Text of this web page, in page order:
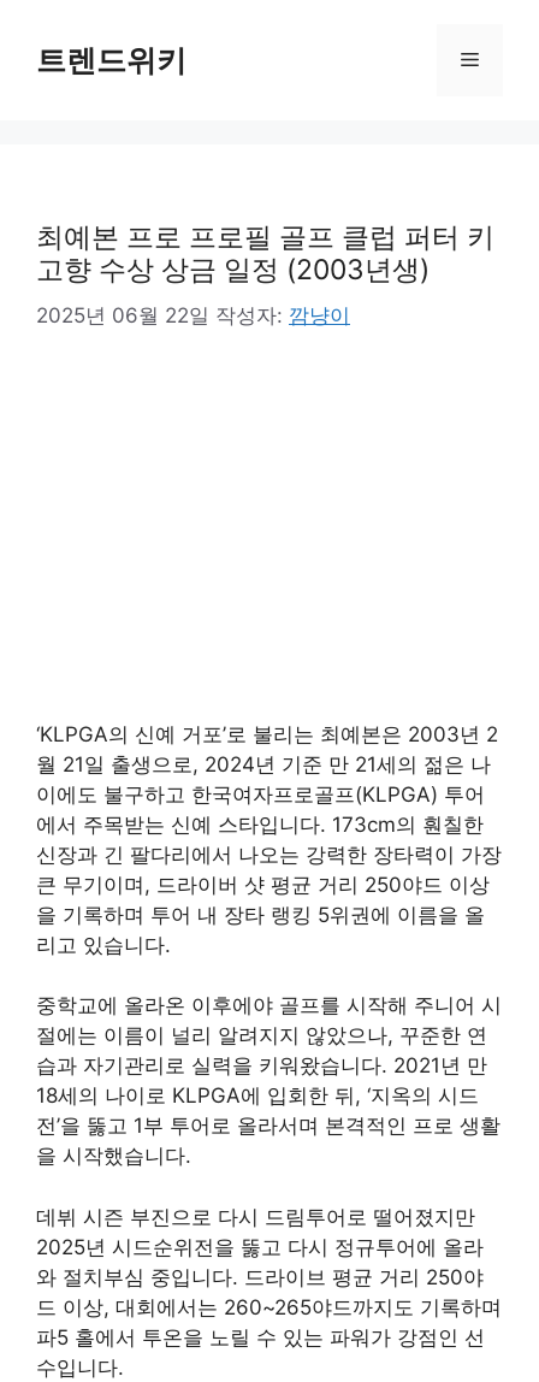
트렌드위키 메
최예본 프로 프로필 골프 클럽 퍼터 키
고향 수상 상금 일정 (2003년생)
2025년 06월 22일 작성자: 깜냥이
‘KLPGA의 신예 거포’로 불리는 최예본은 2003년 2
월 21일 출생으로, 2024년 기준 만 21세의 젊은 나
이에도 불구하고 한국여자프로골프(KLPGA) 투어
에서 주목받는 신예 스타입니다. 173cm의 훤칠한
신장과 긴 팔다리에서 나오는 강력한 장타력이 가장
큰 무기이며, 드라이버 샷 평균 거리 250야드 이상
을 기록하며 투어 내 장타 랭킹 5위권에 이름을 올
리고 있습니다.
중학교에 올라온 이후에야 골프를 시작해 주니어 시
절에는 이름이 널리 알려지지 않았으나, 꾸준한 연
습과 자기관리로 실력을 키워왔습니다. 2021년 만
18세의 나이로 KLPGA에 입회한 뒤, ‘지옥의 시드
전’을 뚫고 1부 투어로 올라서며 본격적인 프로 생활
을 시작했습니다.
데뷔 시즌 부진으로 다시 드림투어로 떨어졌지만
2025년 시드순위전을 뚫고 다시 정규투어에 올라
와 절치부심 중입니다. 드라이브 평균 거리 250야
드 이상, 대회에서는 260~265야드까지도 기록하며
파5 홀에서 투온을 노릴 수 있는 파워가 강점인 선
수입니다.